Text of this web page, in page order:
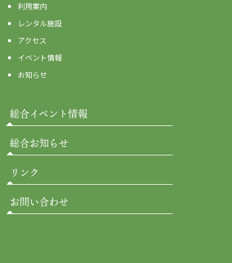
利用案内
レンタル施設
アクセス
イベント情報
お知らせ
総合イベント情報
総合お知らせ
リンク
お問い合わせ